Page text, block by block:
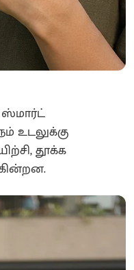
ஸ்மார்ட்
உடலுக்கு
தூக்க